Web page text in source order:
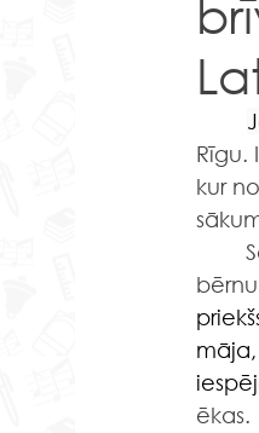
Rīgu.
kur
ēkas.